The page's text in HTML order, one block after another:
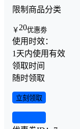
限制商品分类
￥ 20优惠劵
使用时效：
1天内使用有效
领取时间
随时领取
立刻领取